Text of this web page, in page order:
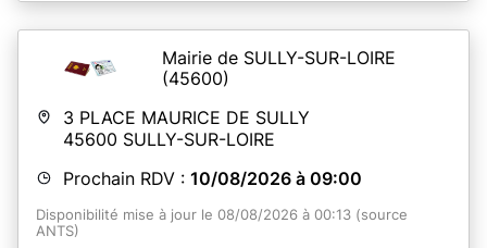
Mairie de SULLY-SUR-LOIRE
(45600)
3 PLACE MAURICE DE SULLY
45600 SULLY-SUR-LOIRE
Prochain RDV : 10/08/2026 à 09:00
Disponibilité mise à jour le 08/08/2026 à 00:13 (source
ANTS)